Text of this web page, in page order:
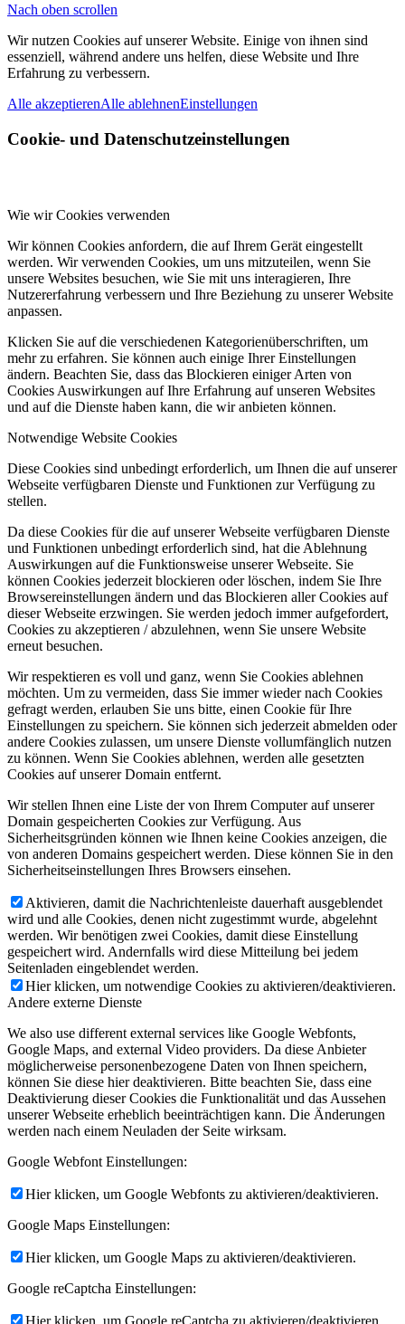
Nach oben scrollen
Wir nutzen Cookies auf unserer Website. Einige von ihnen sind
essenziell, während andere uns helfen, diese Website und Ihre
Erfahrung zu verbessern.
Alle akzeptierenAlle ablehnenEinstellungen
Cookie- und Datenschutzeinstellungen
Wie wir Cookies verwenden
Wir können Cookies anfordern, die auf Ihrem Gerät eingestellt
werden. Wir verwenden Cookies, um uns mitzuteilen, wenn Sie
unsere Websites besuchen, wie Sie mit uns interagieren, Ihre
Nutzererfahrung verbessern und Ihre Beziehung zu unserer Website
anpassen.
Klicken Sie auf die verschiedenen Kategorienüberschriften, um
mehr zu erfahren. Sie können auch einige Ihrer Einstellungen
ändern. Beachten Sie, dass das Blockieren einiger Arten von
Cookies Auswirkungen auf Ihre Erfahrung auf unseren Websites
und auf die Dienste haben kann, die wir anbieten können.
Notwendige Website Cookies
Diese Cookies sind unbedingt erforderlich, um Ihnen die auf unserer
Webseite verfügbaren Dienste und Funktionen zur Verfügung zu
stellen.
Da diese Cookies für die auf unserer Webseite verfügbaren Dienste
und Funktionen unbedingt erforderlich sind, hat die Ablehnung
Auswirkungen auf die Funktionsweise unserer Webseite. Sie
können Cookies jederzeit blockieren oder löschen, indem Sie Ihre
Browsereinstellungen ändern und das Blockieren aller Cookies auf
dieser Webseite erzwingen. Sie werden jedoch immer aufgefordert,
Cookies zu akzeptieren / abzulehnen, wenn Sie unsere Website
erneut besuchen.
Wir respektieren es voll und ganz, wenn Sie Cookies ablehnen
möchten. Um zu vermeiden, dass Sie immer wieder nach Cookies
gefragt werden, erlauben Sie uns bitte, einen Cookie für Ihre
Einstellungen zu speichern. Sie können sich jederzeit abmelden oder
andere Cookies zulassen, um unsere Dienste vollumfänglich nutzen
zu können. Wenn Sie Cookies ablehnen, werden alle gesetzten
Cookies auf unserer Domain entfernt.
Wir stellen Ihnen eine Liste der von Ihrem Computer auf unserer
Domain gespeicherten Cookies zur Verfügung. Aus
Sicherheitsgründen können wie Ihnen keine Cookies anzeigen, die
von anderen Domains gespeichert werden. Diese können Sie in den
Sicherheitseinstellungen Ihres Browsers einsehen.
Aktivieren, damit die Nachrichtenleiste dauerhaft ausgeblendet
wird und alle Cookies, denen nicht zugestimmt wurde, abgelehnt
werden. Wir benötigen zwei Cookies, damit diese Einstellung
gespeichert wird. Andernfalls wird diese Mitteilung bei jedem
Seitenladen eingeblendet werden.
Hier klicken, um notwendige Cookies zu aktivieren/deaktivieren.
Andere externe Dienste
We also use different external services like Google Webfonts,
Google Maps, and external Video providers. Da diese Anbieter
möglicherweise personenbezogene Daten von Ihnen speichern,
können Sie diese hier deaktivieren. Bitte beachten Sie, dass eine
Deaktivierung dieser Cookies die Funktionalität und das Aussehen
unserer Webseite erheblich beeinträchtigen kann. Die Änderungen
werden nach einem Neuladen der Seite wirksam.
Google Webfont Einstellungen:
Hier klicken, um Google Webfonts zu aktivieren/deaktivieren.
Google Maps Einstellungen:
Hier klicken, um Google Maps zu aktivieren/deaktivieren.
Google reCaptcha Einstellungen: